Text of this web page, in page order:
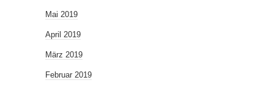
Mai 2019
April 2019
März 2019
Februar 2019